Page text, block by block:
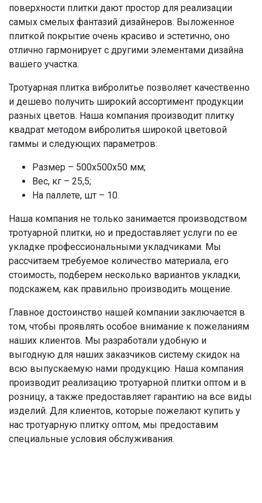
поверхности плитки дают простор для реализации
самых смелых фантазий дизайнеров. Выложенное
плиткой покрытие очень красиво и эстетично, оно
отлично гармонирует с другими элементами дизайна
вашего участка.
Тротуарная плитка вибролитье позволяет качественно
и дешево получить широкий ассортимент продукции
разных цветов. Наша компания производит плитку
квадрат методом вибролитья широкой цветовой
гаммы и следующих параметров:
Размер – 500х500х50 мм;
Вес, кг – 25,5;
На паллете, шт – 10.
Наша компания не только занимается производством
тротуарной плитки, но и предоставляет услуги по ее
укладке профессиональными укладчиками. Мы
рассчитаем требуемое количество материала, его
стоимость, подберем несколько вариантов укладки,
подскажем, как правильно производить мощение.
Главное достоинство нашей компании заключается в
том, чтобы проявлять особое внимание к пожеланиям
наших клиентов. Мы разработали удобную и
выгодную для наших заказчиков систему скидок на
всю выпускаемую нами продукцию. Наша компания
производит реализацию тротуарной плитки оптом и в
розницу, а также предоставляет гарантию на все виды
изделий. Для клиентов, которые пожелают купить у
нас тротуарную плитку оптом, мы предоставим
специальные условия обслуживания.